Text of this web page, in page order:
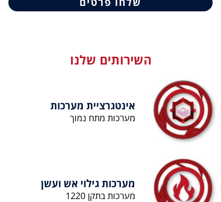
השירותים שלנו
אינטגרציית מערכות
מערכות מתח נמוך
מערכות גילוי אש ועשן
מערכות בתקן 1220